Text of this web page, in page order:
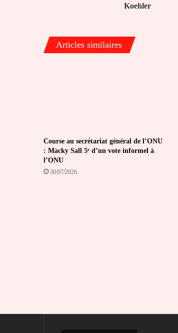
Koehler
Articles similaires
Course au secrétariat général de l’ONU
: Macky Sall 5ᵉ d’un vote informel à
l’ONU
30/07/2026